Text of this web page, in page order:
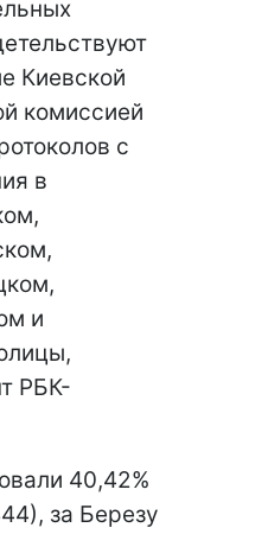
Киевской
комиссией
с
в
и
РБК-
40,42%
за Березу